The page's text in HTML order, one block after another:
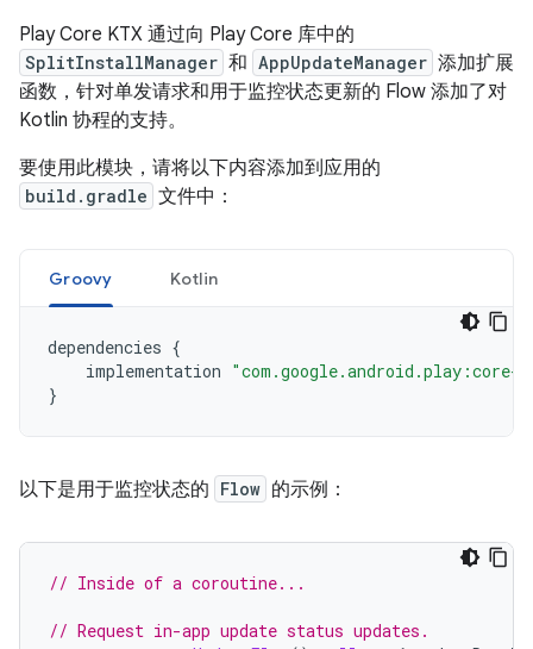
Play Core KTX 通过向 Play Core 库中的
SplitInstallManager 和 AppUpdateManager 添加扩展
函数，针对单发请求和用于监控状态更新的 Flow 添加了对
Kotlin 协程的支持。
要使用此模块，请将以下内容添加到应用的
build.gradle 文件中：
Groovy Kotlin
dependencies {
implementation
}
以下是用于监控状态的 Flow 的示例：
// Inside of a coroutine...
// Request in-app update status updates.